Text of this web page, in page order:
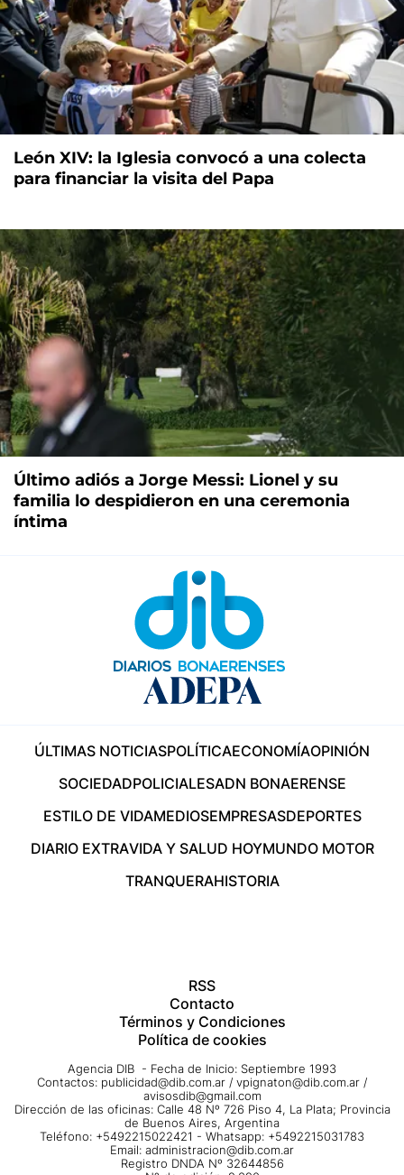
León XIV: la Iglesia convocó a una colecta
para financiar la visita del Papa
Último adiós a Jorge Messi: Lionel y su
familia lo despidieron en una ceremonia
íntima
ÚLTIMAS NOTICIASPOLÍTICAECONOMÍAOPINIÓN
SOCIEDADPOLICIALESADN BONAERENSE
ESTILO DE VIDAMEDIOSEMPRESASDEPORTES
DIARIO EXTRAVIDA Y SALUD HOYMUNDO MOTOR
TRANQUERAHISTORIA
RSS
Contacto
Términos y Condiciones
Política de cookies
Agencia DIB - Fecha de Inicio: Septiembre 1993
Contactos: publicidad@dib.com.ar / vpignaton@dib.com.ar /
avisosdib@gmail.com
Dirección de las oficinas: Calle 48 Nº 726 Piso 4, La Plata; Provincia
de Buenos Aires, Argentina
Teléfono: +5492215022421 - Whatsapp: +5492215031783
Email: administracion@dib.com.ar
Registro DNDA Nº 32644856